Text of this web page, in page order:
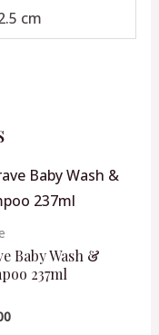
cm
Baby Wash &
237ml